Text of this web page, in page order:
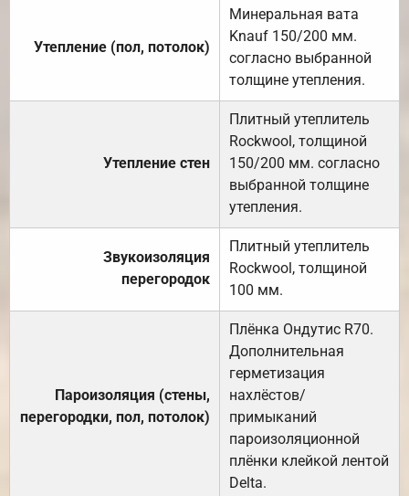
Утепление (пол, потолок)
Минеральная вата
Knauf 150/200 мм.
согласно выбранной
толщине утепления.
Утепление стен
Плитный утеплитель
Rockwool, толщиной
150/200 мм. согласно
выбранной толщине
утепления.
Звукоизоляция
перегородок
Плитный утеплитель
Rockwool, толщиной
100 мм.
Пароизоляция (стены,
перегородки, пол, потолок)
Плёнка Ондутис R70.
Дополнительная
герметизация
нахлёстов/
примыканий
пароизоляционной
плёнки клейкой лентой
Delta.